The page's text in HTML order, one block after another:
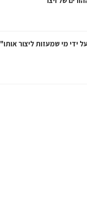
ידי מי שמעזות ליצור אותו"